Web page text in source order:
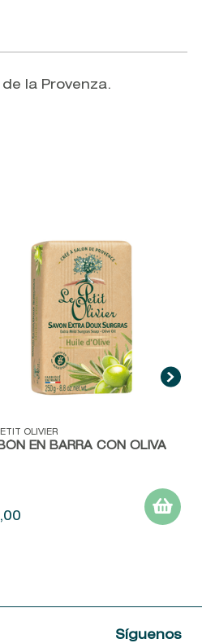
la Provenza.
rápida
OLIVIER
EN BARRA CON OLIVA
,00
Síguenos